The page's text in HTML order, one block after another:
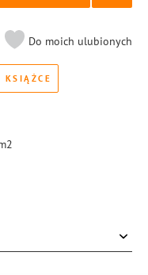
Do moich ulubionych
KSIĄŻCE